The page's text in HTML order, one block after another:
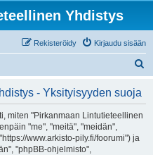
Yhdistys
Kirjaudu sisään
Rekisteröidy
- Yksityisyyden suoja
miten "Pirkanmaan Lintutieteellinen
"me", "meitä", "meidän",
www.arkisto-pily.fi/foorumi") ja
"phpBB-ohjelmisto",